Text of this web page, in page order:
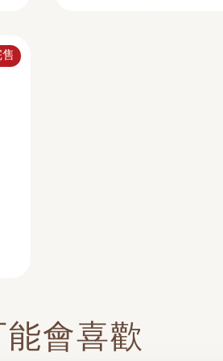
會喜歡